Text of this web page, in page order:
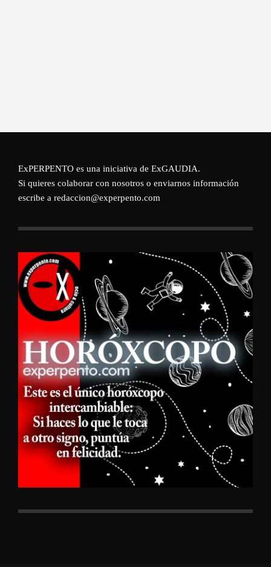
ExPERPENTO es una iniciativa de ExGAUDIA.
Si quieres colaborar con nosotros o enviarnos información
escribe a redaccion@experpento.com